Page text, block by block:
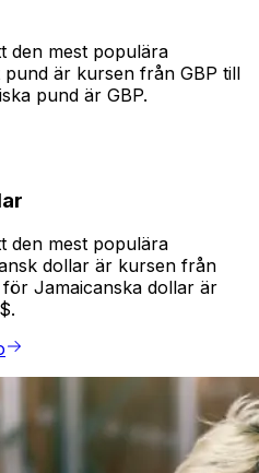
den mest populära
är kursen från GBP till
pund är GBP.
den mest populära
dollar är kursen från
Jamaicanska dollar är